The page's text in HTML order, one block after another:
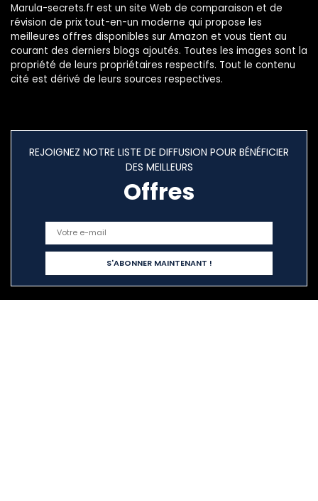
Marula-secrets.fr est un site Web de comparaison et de
révision de prix tout-en-un moderne qui propose les
meilleures offres disponibles sur Amazon et vous tient au
courant des derniers blogs ajoutés. Toutes les images sont la
propriété de leurs propriétaires respectifs. Tout le contenu
cité est dérivé de leurs sources respectives.
REJOIGNEZ NOTRE LISTE DE DIFFUSION POUR BÉNÉFICIER
DES MEILLEURS
Offres